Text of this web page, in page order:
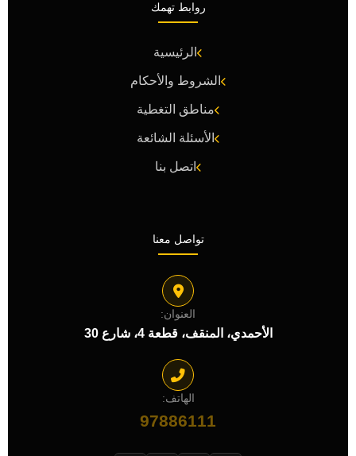
روابط تهمك
الرئيسية
الشروط والأحكام
مناطق التغطية
الأسئلة الشائعة
اتصل بنا
تواصل معنا
العنوان:
الأحمدي، المنقف، قطعة 4، شارع 30
الهاتف:
97886111